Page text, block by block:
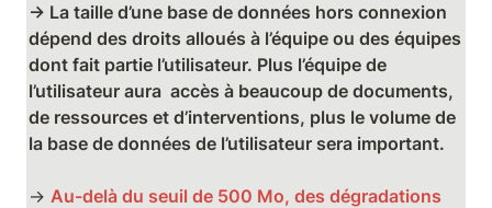
→ La taille d’une base de données hors connexion
dépend des droits alloués à l’équipe ou des équipes
dont fait partie l’utilisateur. Plus l’équipe de
l’utilisateur aura  accès à beaucoup de documents,
de ressources et d’interventions, plus le volume de
la base de données de l’utilisateur sera important.
→ Au-delà du seuil de 500 Mo, des dégradations